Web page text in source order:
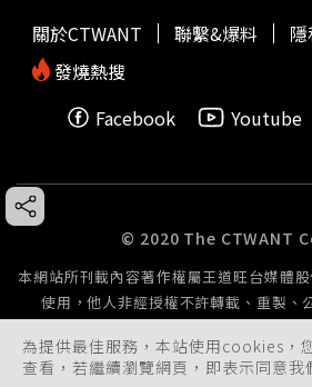
為提供最佳服務，本站使用cookies，
查看，若繼續瀏覽網頁，即表示同意我
關於CTWANT 聯繫&爆料
發燒熱搜
Facebook
Youtube
© 2020 The CTWANT
本網站所刊載內容著作權屬王道旺台媒體
使用，他人非經授權不許轉載、重製、